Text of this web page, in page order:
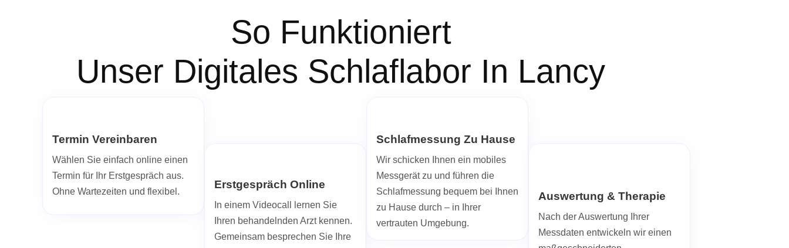
So Funktioniert
Unser Digitales Schlaflabor In Lancy
Termin Vereinbaren
Wählen Sie einfach online einen
Termin für Ihr Erstgespräch aus.
Ohne Wartezeiten und flexibel.
Erstgespräch Online
In einem Videocall lernen Sie
Ihren behandelnden Arzt kennen.
Gemeinsam besprechen Sie Ihre
Schlafmessung Zu Hause
Wir schicken Ihnen ein mobiles
Messgerät zu und führen die
Schlafmessung bequem bei Ihnen
zu Hause durch – in Ihrer
vertrauten Umgebung.
Auswertung & Therapie
Nach der Auswertung Ihrer
Messdaten entwickeln wir einen